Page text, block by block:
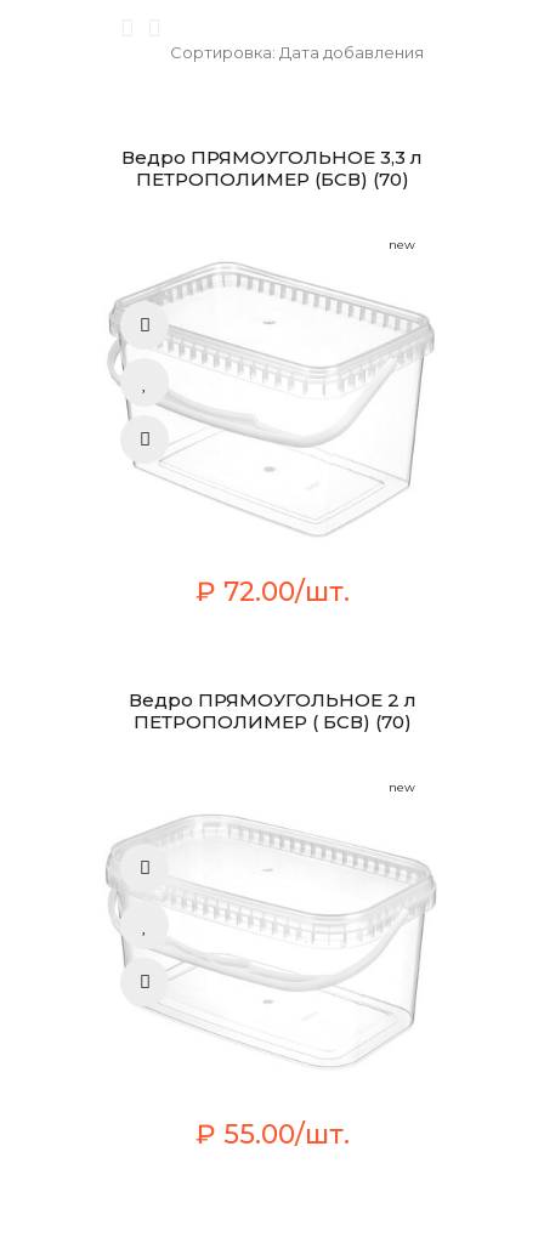
Сортировка: Дата добавления
Ведро ПРЯМОУГОЛЬНОЕ 3,3 л
ПЕТРОПОЛИМЕР (БСВ) (70)
new
₽ 72.00/шт.
Ведро ПРЯМОУГОЛЬНОЕ 2 л
ПЕТРОПОЛИМЕР ( БСВ) (70)
new
₽ 55.00/шт.